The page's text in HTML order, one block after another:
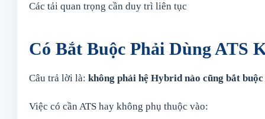
Các tải quan trọng cần duy trì liên tục
Có Bắt Buộc Phải Dùng ATS
Câu trả lời là: không phải hệ Hybrid nào cũng bắt buộc
Việc có cần ATS hay không phụ thuộc vào: